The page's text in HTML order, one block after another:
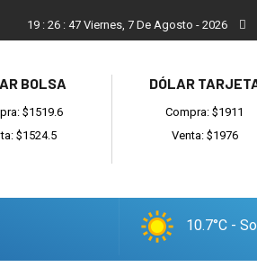
Reino recibió a instituciones y
19 : 26 : 48 Viernes, 7 De Agosto - 2026
BOLSA
$1519.6
$1524.5
DÓLAR
Compra: $1911
Venta: $1976
10.7°C -